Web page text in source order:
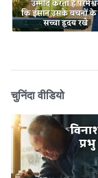
चुनिंदा वीडियो